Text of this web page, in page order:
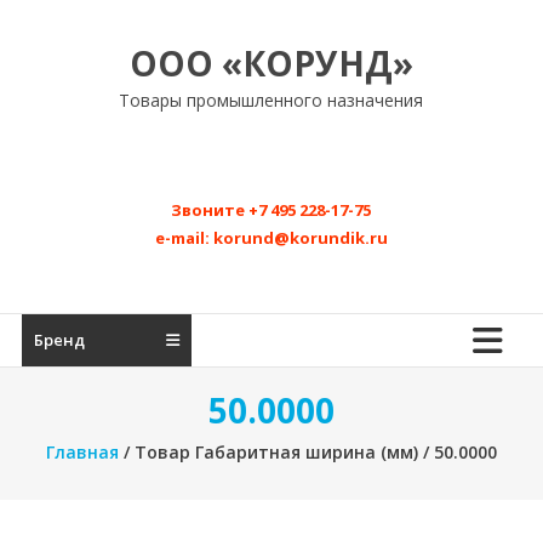
ООО «КОРУНД»
Товары промышленного назначения
Звоните +7 495 228-17-75
e-mail: korund@korundik.ru
Бренд
50.0000
Главная / Товар Габаритная ширина (мм) / 50.0000